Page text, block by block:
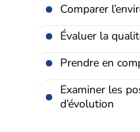
Comparer
Évaluer la
Prendre en
Examiner les
d’évolution